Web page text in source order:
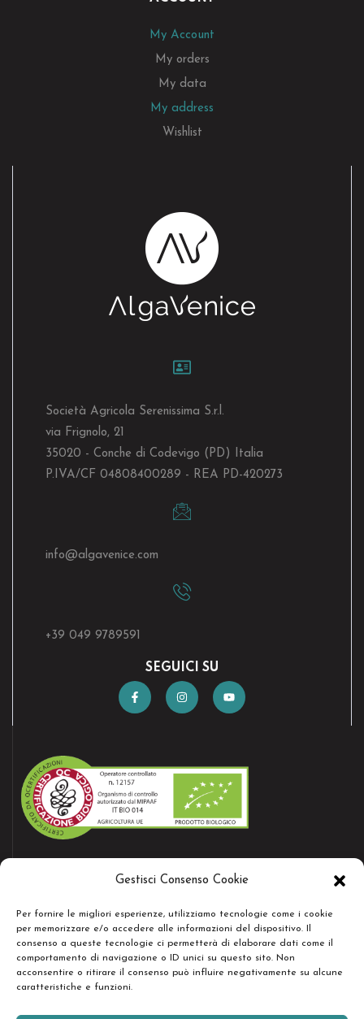
Gestisci Consenso Cookie
Per fornire le migliori esperienze, utilizziamo tecnologie come i cookie
per memorizzare e/o accedere alle informazioni del dispositivo. Il
consenso a queste tecnologie ci permetterà di elaborare dati come il
comportamento di navigazione o ID unici su questo sito. Non
acconsentire o ritirare il consenso può influire negativamente su alcune
caratteristiche e funzioni.
My Account
My orders
My data
My address
Wishlist
Società Agricola Serenissima S.r.l.
via Frignolo, 21
35020 - Conche di Codevigo (PD) Italia
P.IVA/CF 04808400289 - REA PD-420273
info@algavenice.com
+39 049 9789591
SEGUICI SU
AZIENDA CERTIFICATA
RESTA IN CONTATTO